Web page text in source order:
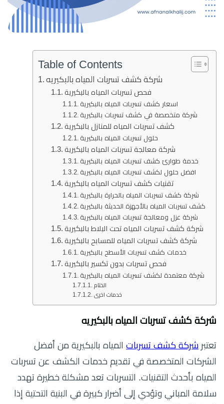
Table of Contents
شركة كشف تسربات المياه بالبكيريه
فحص تسربات المياه بالبكيرية
اسعار كشف تسربات المياه بالبكيرية
شركة متخصصة في كشف تسربات بالبكيرية
كشف تسربات المياه للمنازل بالبكيرية
حلول تسربات المياه بالبكيرية
شركة معالجة تسربات المياه بالبكيرية
خدمة طوارئ كشف تسربات المياه بالبكيرية
افضل حلول لكشف تسربات المياه بالبكيرية
تقنيات كشف تسربات المياه بالبكيرية
شركة كشف تسربات المياه بالحرارة بالبكيرية
كشف تسربات المياه بالأجهزة الحديثة بالبكيرية
شركة عزل ومعالجة تسربات المياه بالبكيرية
شركة كشف تسربات المياه تحت البلاط بالبكيرية
شركة كشف تسربات المياه للمسابح بالبكيرية
خدمات كشف تسربات الأسطح بالبكيرية
فحص تسربات بدون تكسير بالبكيرية
شركة معتمدة لكشف تسربات المياه بالبكيرية
الختام
خدمات اخرى
شركة كشف تسربات المياه بالبكيريه
تعتبر شركة كشف تسربات المياه بالبكيرية من أفضل
الشركات المتخصصة في تقديم خدمات الكشف عن تسربات
المياه بأحدث التقنيات. التسربات تعد مشكلة خطيرة تهدد
سلامة المباني وتؤدي إلى أضرار كبيرة في البنية التحتية إذا